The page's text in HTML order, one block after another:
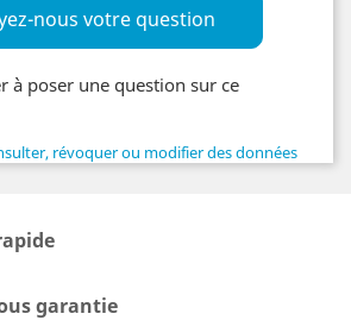
nous votre question
à poser une question sur ce
révoquer ou modifier des données
garantie